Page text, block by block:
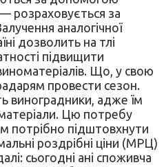
розраховується за
аналогічної
дозволить на тлі
підвищити
Що, у свою
провести сезон.
виноградники, адже їм
Цю потребу
потрібно підштовхнути
роздрібні ціни (МРЦ)
сьогодні ані споживча